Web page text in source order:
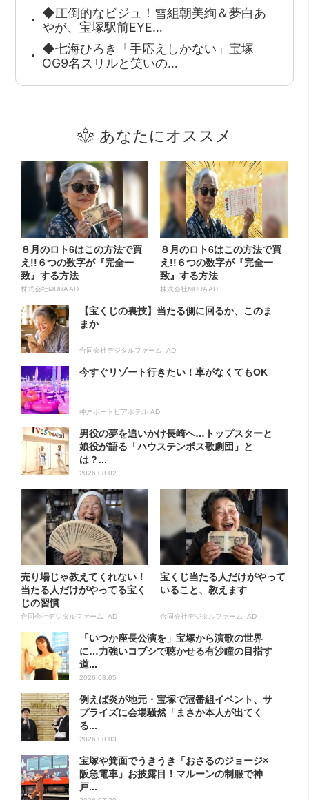
◆圧倒的なビジュ！雪組朝美絢＆夢白あ
やが、宝塚駅前EYE…
◆七海ひろき「手応えしかない」宝塚
OG9名スリルと笑いの…
あなたにオススメ
８月のロト6はこの方法で買
え!!６つの数字が『完全一
致』する方法
株式会社MURA AD
８月のロト6はこの方法で買
え!!６つの数字が『完全一
致』する方法
株式会社MURA AD
【宝くじの裏技】当たる側に回るか、このま
まか
合同会社デジタルファーム AD
今すぐリゾート行きたい！車がなくてもOK
神戸ポートピアホテル AD
男役の夢を追いかけ長崎へ…トップスターと
娘役が語る「ハウステンボス歌劇団」と
は？...
2026.08.02
売り場じゃ教えてくれない！
当たる人だけがやってる宝く
じの習慣
合同会社デジタルファーム AD
宝くじ当たる人だけがやって
いること、教えます
合同会社デジタルファーム AD
「いつか座長公演を」宝塚から演歌の世界
に…力強いコブシで聴かせる有沙瞳の目指す
道...
2026.08.05
例えば炎が地元・宝塚で冠番組イベント、サ
プライズに会場騒然「まさか本人が出てく
る...
2026.08.03
宝塚や箕面でうきうき「おさるのジョージ×
阪急電車」お披露目！マルーンの制服で神
戸...